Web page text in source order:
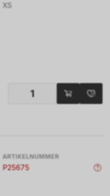
XS
ARTIKELNUMMER
P25675